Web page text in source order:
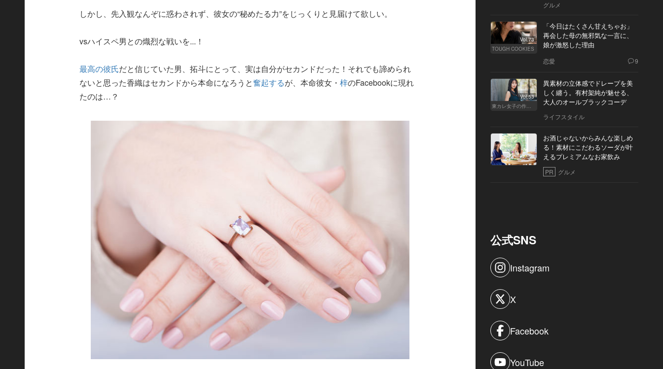
しかし、先入観なんぞに惑わされず、彼女の“秘めたる力”をじっくりと見届けて欲しい。
vsハイスペ男との熾烈な戦いを...！
最高の彼氏だと信じていた男、拓斗にとって、実は自分がセカンドだった！それでも諦められ
ないと思った香織はセカンドから本命になろうと奮起するが、本命彼女・梓のFacebookに現れ
たのは…？
グルメ
Vol.73
TOUGH COOKIES
「今日はたくさん甘えちゃお」
再会した母の無邪気な一言に、
娘が激怒した理由
恋愛 9
Vol.53
東カレ女子の作り方
異素材の立体感でドレープを美
しく纏う。有村架純が魅せる、
大人のオールブラックコーデ
ライフスタイル
お酒じゃないからみんな楽しめ
る！素材にこだわるソーダが叶
えるプレミアムなお家飲み
PR グルメ
公式SNS
Instagram
X
Facebook
YouTube